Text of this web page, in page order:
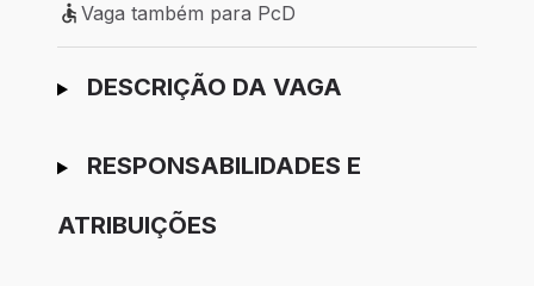
Vaga também para PcD
Vaga também para PcD
Ir para candidatura
DESCRIÇÃO DA VAGA
RESPONSABILIDADES E
ATRIBUIÇÕES